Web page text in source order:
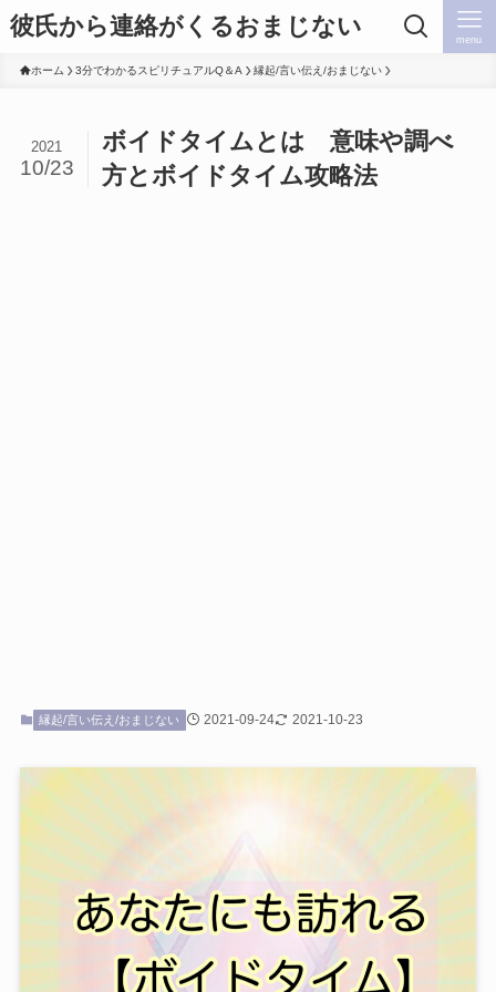
彼氏から連絡がくるおまじない menu
ホーム 3分でわかるスピリチュアルQ＆A 縁起/言い伝え/おまじない
ボイドタイムとは 意味や調べ
方とボイドタイム攻略法
2021
10/23
縁起/言い伝え/おまじない 2021-09-24 2021-10-23